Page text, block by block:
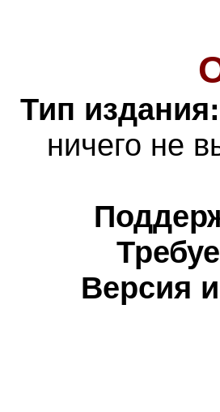
Тип издания:
ничего не
Версия